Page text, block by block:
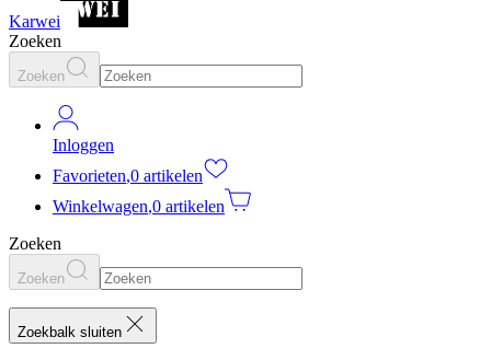
Karwei
Zoeken
Zoeken
Inloggen
Favorieten,0 artikelen
Winkelwagen,0 artikelen
Zoeken
Zoeken
Zoekbalk sluiten